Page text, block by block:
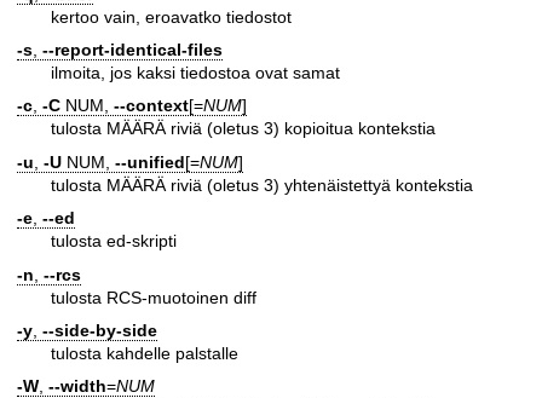
kertoo vain, eroavatko tiedostot
-s --report-identical-files
ilmoita, jos kaksi tiedostoa ovat samat
-c, -C NUM, --context[=NUM]
tulosta MÄÄRÄ riviä (oletus 3) kopioitua kontekstia
-u -U NUM, --unified[=NUM]
tulosta MÄÄRÄ riviä (oletus 3) yhtenäistettyä kontekstia
-e, --ed
tulosta ed-skripti
-n --rcs
tulosta RCS-muotoinen diff
-y --side-by-side
tulosta kahdelle palstalle
-W, --width=NUM